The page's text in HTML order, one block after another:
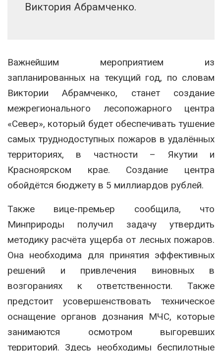
Виктория Абрамченко.
Важнейшим мероприятием из
запланированных на текущий год, по словам
Виктории Абрамченко, станет создание
межрегионального лесопожарного центра
«Север», который будет обеспечивать тушение
самых труднодоступных пожаров в удалённых
территориях, в частности – Якутии и
Красноярском крае. Создание центра
обойдётся бюджету в 5 миллиардов рублей.
Также вице-премьер сообщила, что
Минприроды получил задачу утвердить
методику расчёта ущерба от лесных пожаров.
Она необходима для принятия эффективных
решений и привлечения виновных в
возгораниях к ответственности. Также
предстоит усовершенствовать техническое
оснащение органов дознания МЧС, которые
занимаются осмотром выгоревших
территорий. Здесь необходимы беспилотные